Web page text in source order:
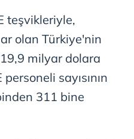
teşvikleriyle,
olan Türkiye'nin
milyar dolara
sayısının
311 bine